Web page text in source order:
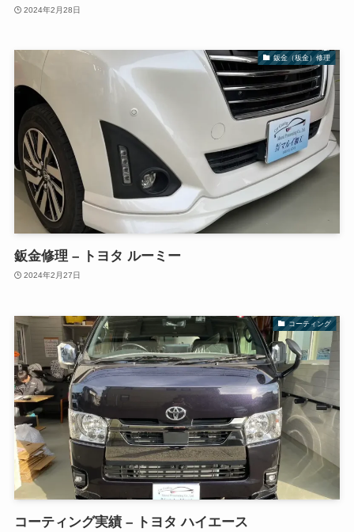
2024年2月28日
鈑金（板金）修理
鈑金修理 – トヨタ ルーミー
2024年2月27日
コーティング
コーティング実績 – トヨタ ハイエース